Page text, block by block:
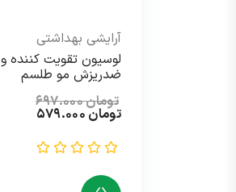
آرایشی بهداشتی
لوسیون تقویت کننده و
ضدریزش مو طلسم
تومان۶۹۷.۰۰۰
قیمت
اصلی:
تومان ۶۹۷.۰۰۰
بود.
تومان۵۷۹.۰۰۰